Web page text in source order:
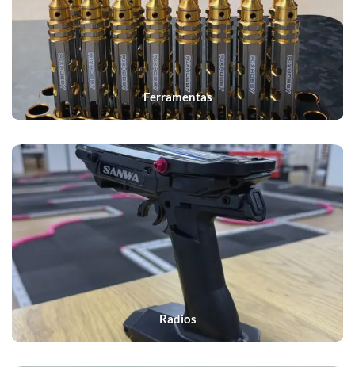
Ferramentas
Radios